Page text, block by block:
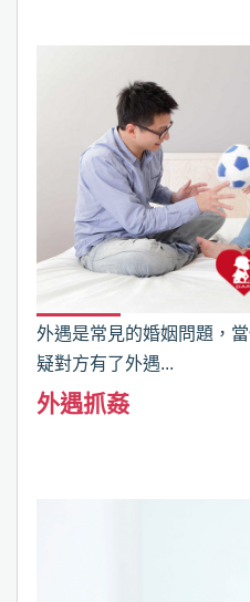
外遇是常見的婚姻問題，
疑對方有了外遇...
外遇抓姦